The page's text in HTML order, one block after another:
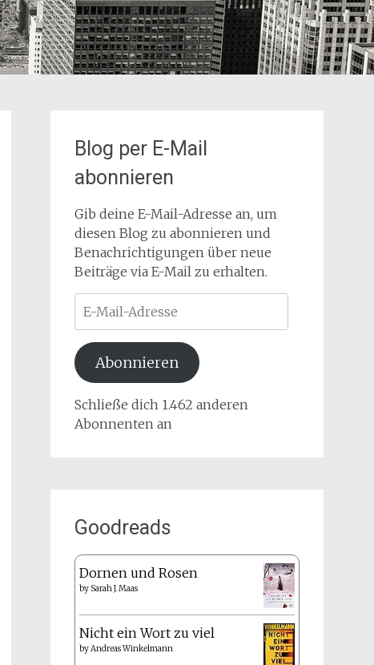
Blog per E-Mail
abonnieren
Gib deine E-Mail-Adresse an, um
diesen Blog zu abonnieren und
Benachrichtigungen über neue
Beiträge via E-Mail zu erhalten.
Mail-
Adresse
Abonnieren
Schließe dich 1.462 anderen
Abonnenten an
Goodreads
Dornen und Rosen
by Sarah J. Maas
Nicht ein Wort zu viel
byAndreas Winkelmann